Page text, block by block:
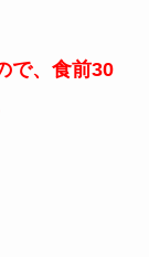
で、食前30